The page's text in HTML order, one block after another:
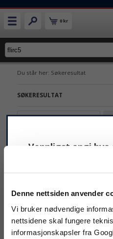
Denne nettsiden anvender
Vi bruker nødvendige
nettsidene skal fungere
informasjonskapsler fra
Vennligst angi hva
Privat
0 kr
Du står her: Søkeresultat
SØKERESULTAT
FLIR C5
termografikamera